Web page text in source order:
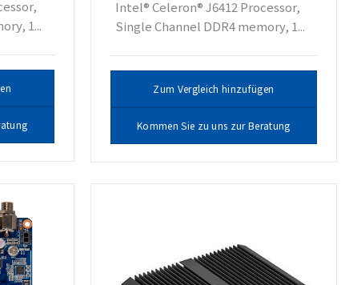
1...
Intel® Celeron® J6412 Processor,
Single Channel DDR4 memory, 1...
Zum Vergleich hinzufügen
Kommen Sie zu uns zur Beratung